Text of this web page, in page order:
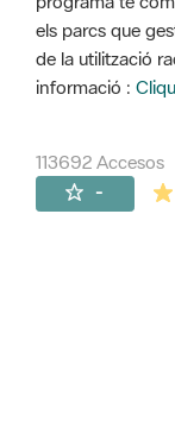
els parcs que
de la utilització
informació :
113692 Accesos
-